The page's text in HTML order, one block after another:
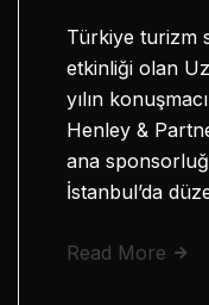
Türkiye turizm
etkinliği olan
yılın
Henley &
ana
İstanbul’da
Read More